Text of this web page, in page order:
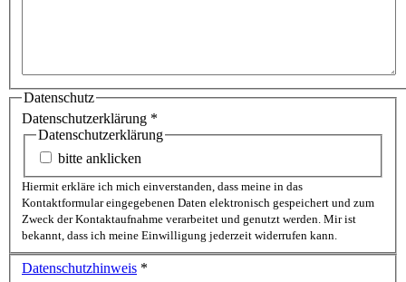
Datenschutz
Datenschutzerklärung *
Datenschutzerklärung
bitte anklicken
Hiermit erkläre ich mich einverstanden, dass meine in das
Kontaktformular eingegebenen Daten elektronisch gespeichert und zum
Zweck der Kontaktaufnahme verarbeitet und genutzt werden. Mir ist
bekannt, dass ich meine Einwilligung jederzeit widerrufen kann.
Datenschutzhinweis *